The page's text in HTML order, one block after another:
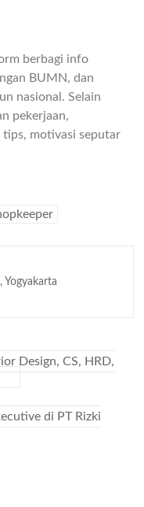
berbagi info
BUMN, dan
nasional. Selain
pekerjaan,
tips, motivasi seputar
, Yogyakarta
Design, CS, HRD,
di PT Rizki